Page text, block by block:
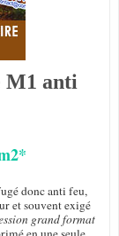
M1 anti
donc anti feu,
et souvent exigé
grand format